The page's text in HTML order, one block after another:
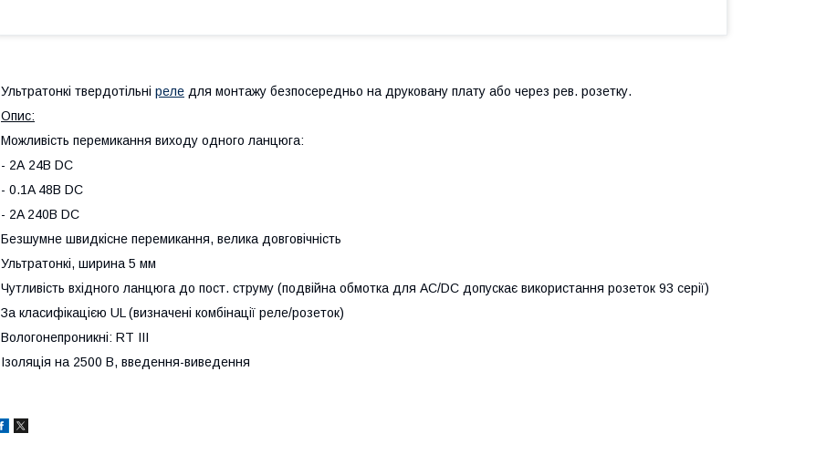
Ультратонкі твердотільні реле для монтажу безпосередньо на друковану плату або через рев. розетку.
Опис:
Можливість перемикання виходу одного ланцюга:
- 2А 24В DC
- 0.1A 48B DC
- 2A 240B DC
Безшумне швидкісне перемикання, велика довговічність
Ультратонкі, ширина 5 мм
Чутливість вхідного ланцюга до пост. струму (подвійна обмотка для AC/DC допускає використання розеток 93 серії)
За класифікацією UL (визначені комбінації реле/розеток)
Вологонепроникні: RT III
Ізоляція на 2500 В, введення-виведення